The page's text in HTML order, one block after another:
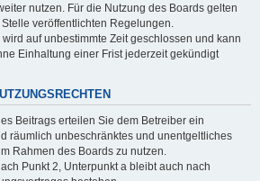
nutzen. Für die Nutzung des Boards gelten
veröffentlichten Regelungen.
auf unbestimmte Zeit geschlossen und kann
Einhaltung einer Frist jederzeit gekündigt
Beitrags erteilen Sie dem Betreiber ein
räumlich unbeschränktes und unentgeltliches
Rahmen des Boards zu nutzen.
Punkt 2, Unterpunkt a bleibt auch nach